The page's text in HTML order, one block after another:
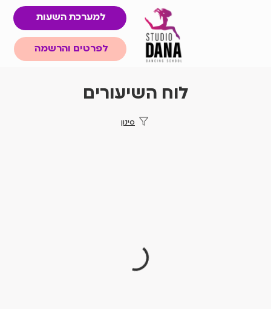
למערכת השעות
לפרטים והרשמה
לוח השיעורים
סינון